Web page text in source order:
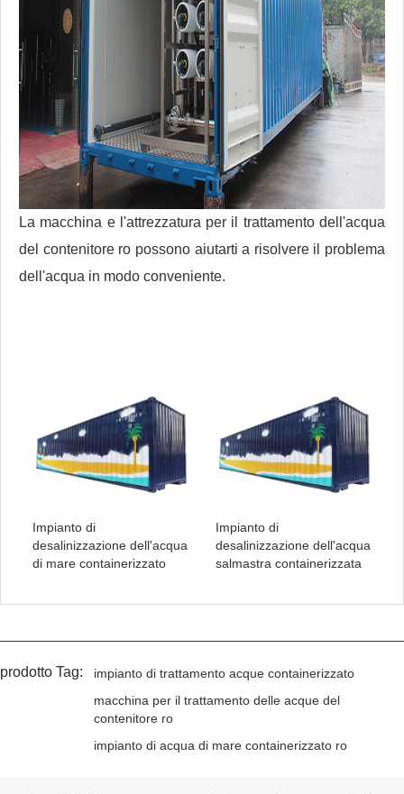
La macchina e l'attrezzatura per il trattamento dell'acqua
del contenitore ro possono aiutarti a risolvere il problema
dell'acqua in modo conveniente.
Impianto di
desalinizzazione dell'acqua
di mare containerizzato
Impianto di
desalinizzazione dell'acqua
salmastra containerizzata
prodotto Tag:
impianto di trattamento acque containerizzato
macchina per il trattamento delle acque del
contenitore ro
impianto di acqua di mare containerizzato ro